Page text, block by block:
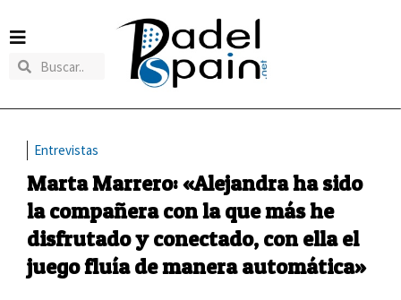
Entrevistas
Marta Marrero: «Alejandra ha sido
la compañera con la que más he
disfrutado y conectado, con ella el
juego fluía de manera automática»